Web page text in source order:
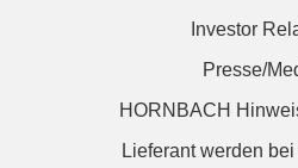
Investor
Presse/
HORNBACH
Lieferant werden